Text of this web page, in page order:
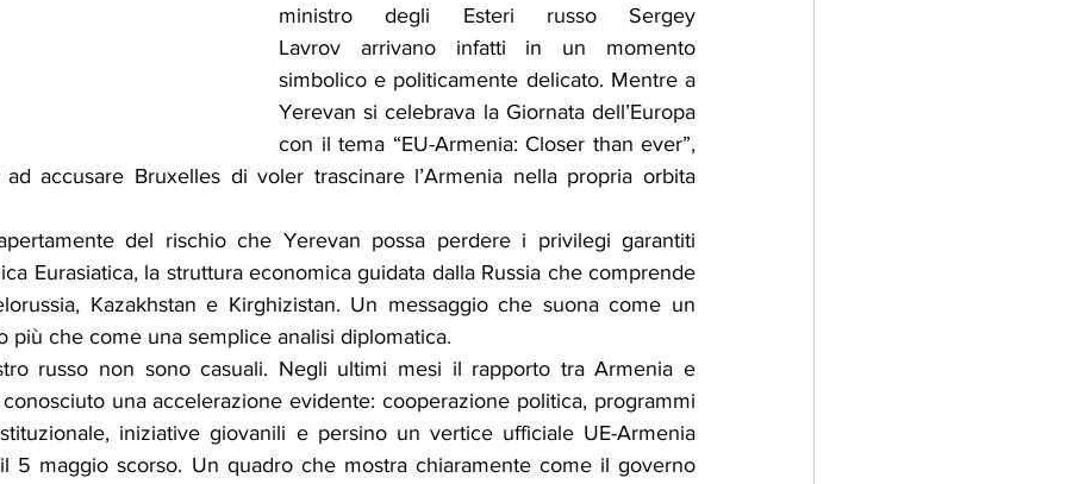
ministro degli Esteri russo Sergey
Lavrov arrivano infatti in un momento
simbolico e politicamente delicato. Mentre a
Yerevan si celebrava la Giornata dell’Europa
con il tema “EU-Armenia: Closer than ever”,
accusare Bruxelles di voler trascinare l’Armenia nella propria orbita
del rischio che Yerevan possa perdere i privilegi garantiti
Eurasiatica, la struttura economica guidata dalla Russia che comprende
Kazakhstan e Kirghizistan. Un messaggio che suona come un
più che come una semplice analisi diplomatica.
russo non sono casuali. Negli ultimi mesi il rapporto tra Armenia e
conosciuto una accelerazione evidente: cooperazione politica, programmi
iniziative giovanili e persino un vertice ufficiale UE-Armenia
5 maggio scorso. Un quadro che mostra chiaramente come il governo